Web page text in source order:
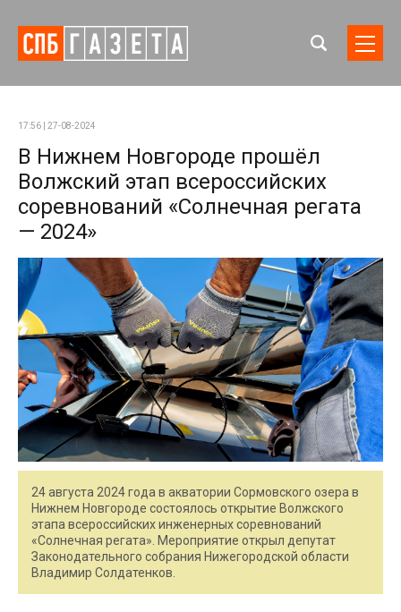
17:56 | 27-08-2024
В Нижнем Новгороде прошёл
Волжский этап всероссийских
соревнований «Солнечная регата
— 2024»
24 августа 2024 года в акватории Сормовского озера в
Нижнем Новгороде состоялось открытие Волжского
этапа всероссийских инженерных соревнований
«Солнечная регата». Мероприятие открыл депутат
Законодательного собрания Нижегородской области
Владимир Солдатенков.